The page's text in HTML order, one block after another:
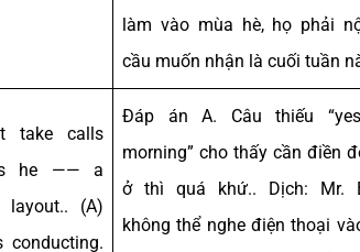
làm vào mùa hè, họ phải
cầu muốn nhận là cuối tuần
take calls
he —— a
layout.. (A)
conducting.
Đáp án A. Câu thiếu
morning” cho thấy cần điền
ở thì quá khứ.. Dịch: Mr.
không thể nghe điện thoại